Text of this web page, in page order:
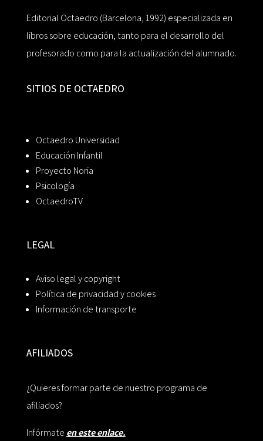
Editorial Octaedro (Barcelona, 1992) especializada en
libros sobre educación, tanto para el desarrollo del
profesorado como para la actualización del alumnado.
SITIOS DE OCTAEDRO
Octaedro Universidad
Educación Infantil
Proyecto Noria
Psicología
OctaedroTV
LEGAL
Aviso legal y copyright
Política de privacidad y cookies
Información de transporte
AFILIADOS
¿Quieres formar parte de nuestro programa de
afiliados?
Infórmate en este enlace.